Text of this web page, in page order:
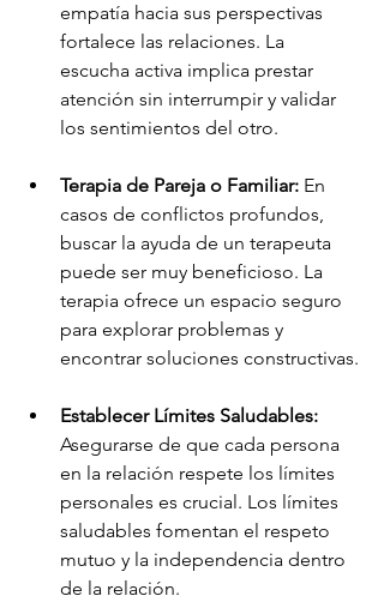
empatía hacia sus perspectivas
fortalece las relaciones. La
escucha activa implica prestar
atención sin interrumpir y validar
los sentimientos del otro.
Terapia de Pareja o Familiar: En
casos de conflictos profundos,
buscar la ayuda de un terapeuta
puede ser muy beneficioso. La
terapia ofrece un espacio seguro
para explorar problemas y
encontrar soluciones constructivas.
Establecer Límites Saludables:
Asegurarse de que cada persona
en la relación respete los límites
personales es crucial. Los límites
saludables fomentan el respeto
mutuo y la independencia dentro
de la relación.